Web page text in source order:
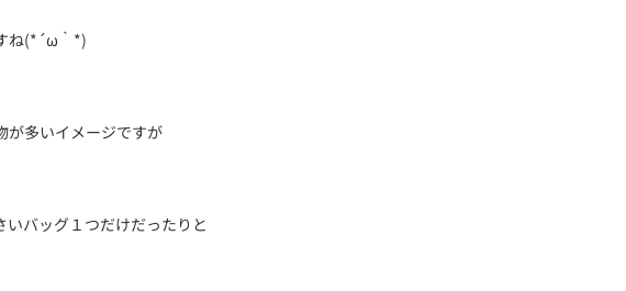
ね(*´ω｀*)
が多いイメージですが
バッグ１つだけだったりと